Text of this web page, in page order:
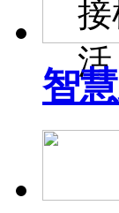
接
活
智